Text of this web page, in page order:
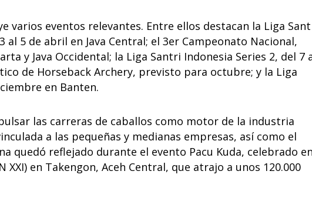
varios eventos relevantes. Entre ellos destacan la Liga
al 5 de abril en Java Central; el 3er Campeonato Nacional,
y Java Occidental; la Liga Santri Indonesia Series 2, del 7
de Horseback Archery, previsto para octubre; y la Liga
en Banten.
las carreras de caballos como motor de la industria
a las pequeñas y medianas empresas, así como el
quedó reflejado durante el evento Pacu Kuda, celebrado
XXI) en Takengon, Aceh Central, que atrajo a unos 120.000